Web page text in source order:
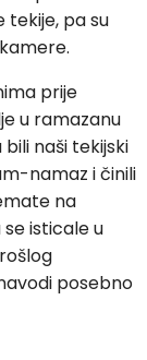
tekije, pa su
prije
u ramazanu
naši tekijski
namaz i činili
na
isticale u
posebno